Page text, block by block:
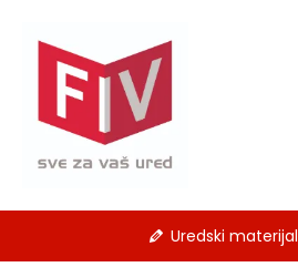
Uredski materijal